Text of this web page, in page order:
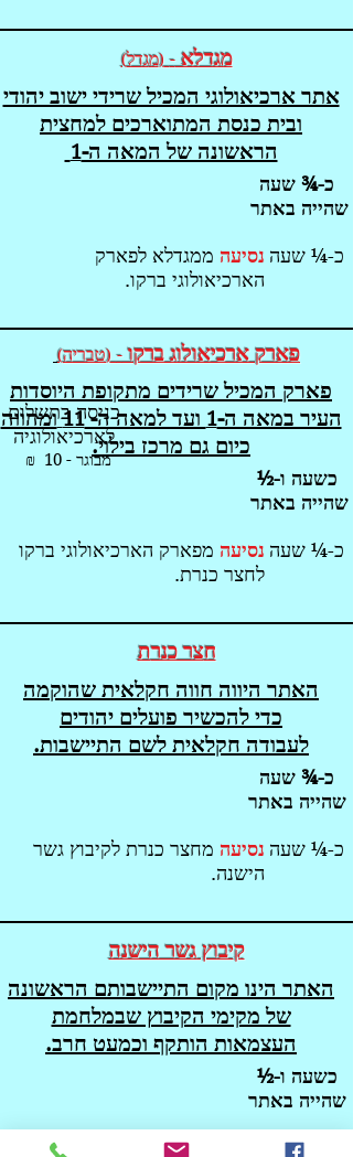
מגדלא-
(מגדל)
אתר ארכיאולוגי המכיל שרידי ישוב יהודי
ובית כנסת המתוארכים למחצית
הראשונה של המאה ה-1
כ-¾ שעה
שהייה באתר
כ-¼ שעה נסיעה ממגדלא לפארק
הארכיאולוגי ברקו.
פארק ארכיאולוג ברקו-
(טבריה)
פארק המכיל שרידים מתקופת היוסדות
העיר במאה ה-1 ועד למאה ה-11 ומהווה
כיום גם מרכז בילוי.
כשעה ו-½
שהייה באתר
כ-¼ שעה נסיעה מפארק הארכיאולוגי ברקו
לחצר כנרת.
חצר כנרת
האתר היווה חווה חקלאית שהוקמה
כדי להכשיר פועלים יהודים
לעבודה חקלאית לשם התיישבות.
כ-¾ שעה
שהייה באתר
כ-¼ שעה נסיעה מחצר כנרת לקיבוץ גשר
הישנה.
קיבוץ גשר הישנה
האתר הינו מקום התיישבותם הראשונה
של מקימי הקיבוץ שבמלחמת
העצמאות הותקף וכמעט חרב.
כשעה ו-½
שהייה באתר
כ-½ שעה
מקיבוץ גשר הישנה לגשר
כניסה בתשלום
לארכיאולוגיה
מבוגר - 10 ₪